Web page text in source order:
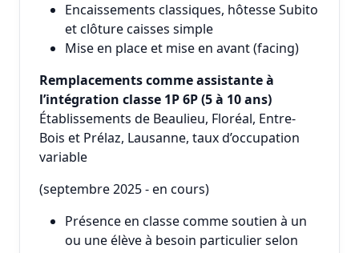
Encaissements classiques, hôtesse Subito
et clôture caisses simple
Mise en place et mise en avant (facing)
Remplacements comme assistante à
l’intégration classe 1P 6P (5 à 10 ans)
Établissements de Beaulieu, Floréal, Entre-
Bois et Prélaz, Lausanne, taux d’occupation
variable
(septembre 2025 - en cours)
Présence en classe comme soutien à un
ou une élève à besoin particulier selon